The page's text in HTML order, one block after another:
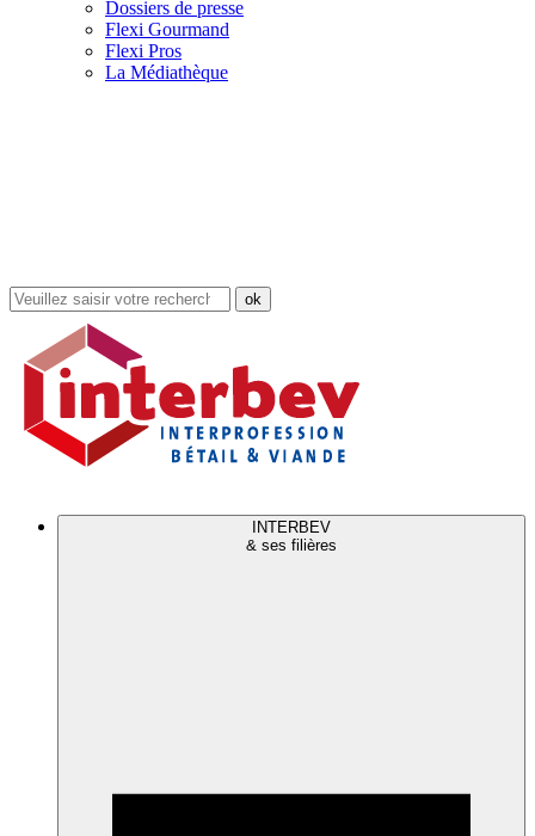
Dossiers de presse
Flexi Gourmand
Flexi Pros
La Médiathèque
Rechercher
dans
site
INTERBEV
& ses filières